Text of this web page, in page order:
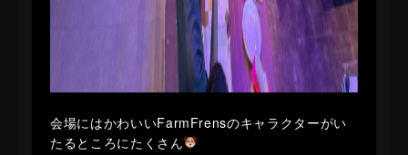
会場にはかわいいFarmFrensのキャラクターがい
たるところにたくさん